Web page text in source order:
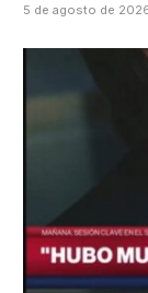
5 de agosto de